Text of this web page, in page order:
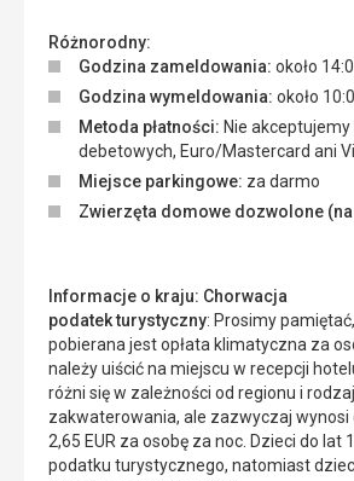
Różnorodny:
Godzina zameldowania: około
Godzina wymeldowania: około
Metoda płatności: Nie
debetowych, Euro/Mastercard ani
Miejsce parkingowe: za darmo
Zwierzęta domowe dozwolone
Informacje o kraju: Chorwacja
podatek turystyczny: Prosimy
pobierana jest opłata klimatyczna za
należy uiścić na miejscu w recepcji
różni się w zależności od regionu i
zakwaterowania, ale zazwyczaj wynosi
2,65 EUR za osobę za noc. Dzieci do lat
podatku turystycznego, natomiast